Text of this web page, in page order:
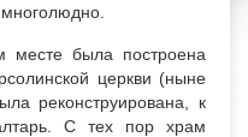
многолюдно.
была построена
церкви (ныне
реконструирована, к
С тех пор храм